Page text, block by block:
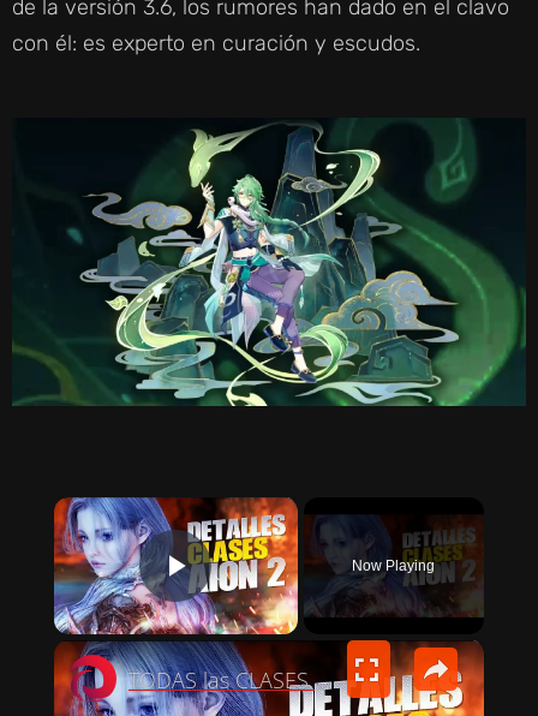
de la versión 3.6, los rumores han dado en el clavo
con él: es experto en curación y escudos.
×
PLAY VIDEO
Now Playing
×
TODAS las CLASES DE AION 2 explicadas: ¿Cuál es la mejor?